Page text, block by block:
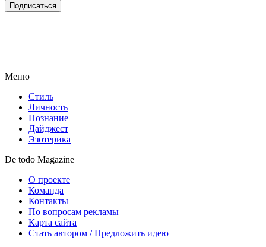
Подписаться
Меню
Стиль
Личность
Познание
Дайджест
Эзотерика
De todo Magazine
О проекте
Команда
Контакты
По вопросам рекламы
Карта сайта
Стать автором / Предложить идею